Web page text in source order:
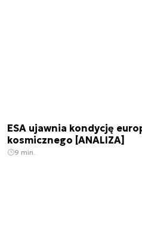
ESA ujawnia kondycję
kosmicznego [ANALIZA]
9 min.